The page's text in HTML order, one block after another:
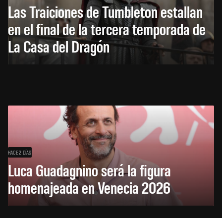
Las Traiciones de Tumbleton estallan
en el final de la tercera temporada de
La Casa del Dragón
HACE 2 DÍAS
Luca Guadagnino será la figura
homenajeada en Venecia 2026